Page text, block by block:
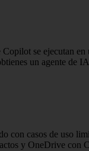
se ejecutan
un agente de
con casos de uso
y OneDrive con